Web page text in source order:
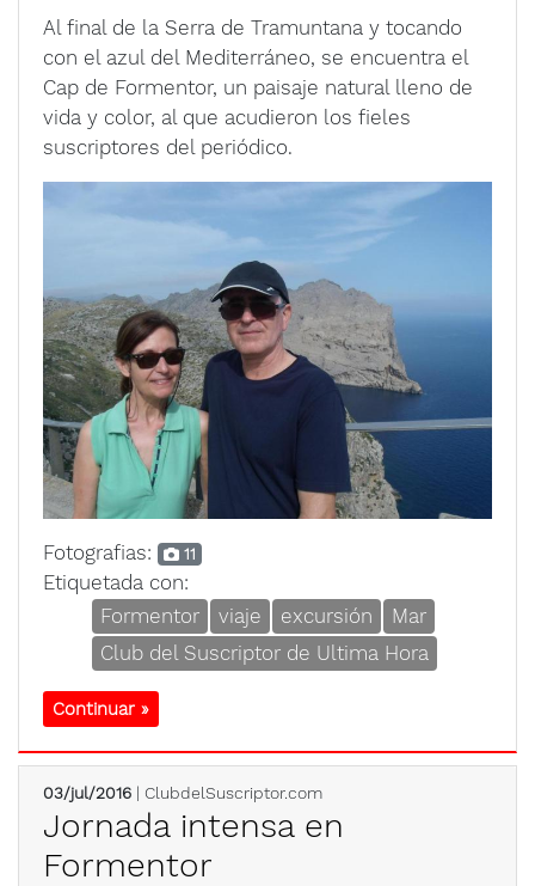
Al final de la Serra de Tramuntana y tocando
con el azul del Mediterráneo, se encuentra el
Cap de Formentor, un paisaje natural lleno de
vida y color, al que acudieron los fieles
suscriptores del periódico.
Fotografias: 11
Etiquetada con:
Formentor
viaje excursión
Mar
Club del Suscriptor de Ultima Hora
Continuar »
03/jul/2016 | ClubdelSuscriptor.com
Jornada intensa en
Formentor